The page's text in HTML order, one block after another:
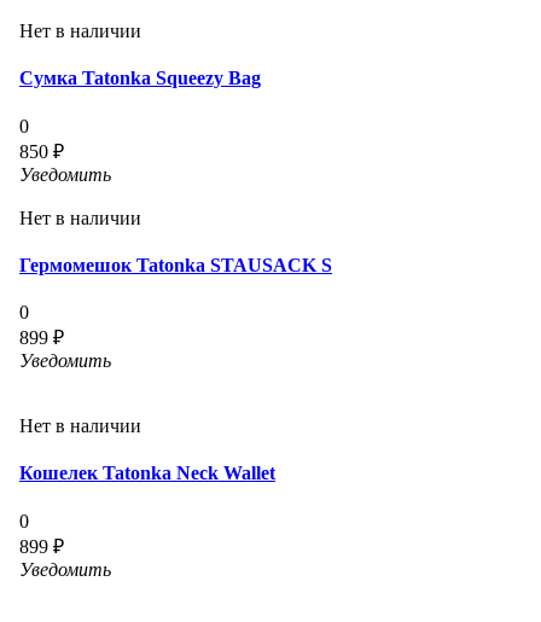
Нет в наличии
Сумка Tatonka Squeezy Bag
0
850 ₽
Уведомить
Нет в наличии
Гермомешок Tatonka STAUSACK S
0
899 ₽
Уведомить
Нет в наличии
Кошелек Tatonka Neck Wallet
0
899 ₽
Уведомить